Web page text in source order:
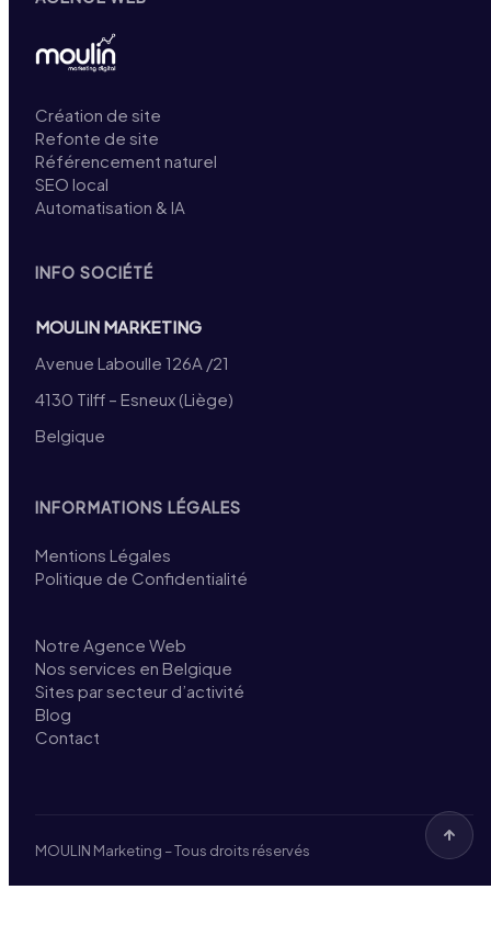
Création de site
Refonte de site
Référencement naturel
SEO local
Automatisation & IA
INFO SOCIÉTÉ
MOULIN MARKETING
Avenue Laboulle 126A /21
4130 Tilff – Esneux (Liège)
Belgique
INFORMATIONS LÉGALES
Mentions Légales
Politique de Confidentialité
Notre Agence Web
Nos services en Belgique
Sites par secteur d’activité
Blog
Contact
MOULIN Marketing – Tous droits réservés